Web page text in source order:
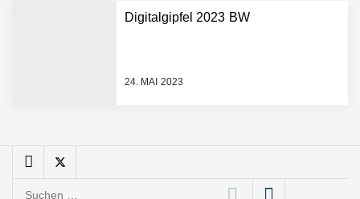
Digitalgipfel 2023 BW
24. MAI 2023
Suchen